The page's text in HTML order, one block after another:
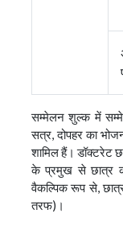
सम्मेलन शुल्क में
सत्र, दोपहर का
शामिल हैं। डॉक्टरेट
के प्रमुख से छात्र
वैकल्पिक रूप से,
तरफ)।